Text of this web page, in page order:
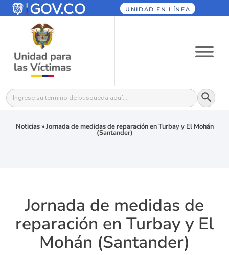
UNIDAD EN LÍNEA
Buscar: Botón
Noticias»Jornada de medidas de reparación en Turbay y El Mohán
(Santander)
Jornada de medidas de
reparación en Turbay y El
Mohán (Santander)